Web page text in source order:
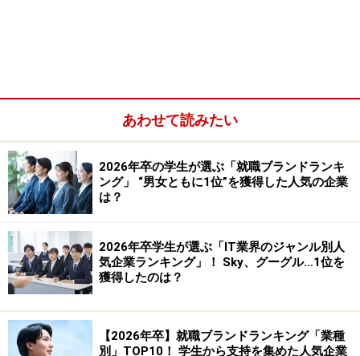
共通するグループディスカッションのコツ
あわせて読みたい
2026年卒の学生が選ぶ「就職ブランドランキ
ング」 “男女ともに1位”を獲得した人気の企業
は？
2026年卒学生が選ぶ「IT業界のジャンル別人
気企業ランキング」！ Sky、グーグル…1位を
獲得したのは？
【2026年卒】就職ブランドランキング「業種
別」TOP10！ 学生から支持を集めた人気企業